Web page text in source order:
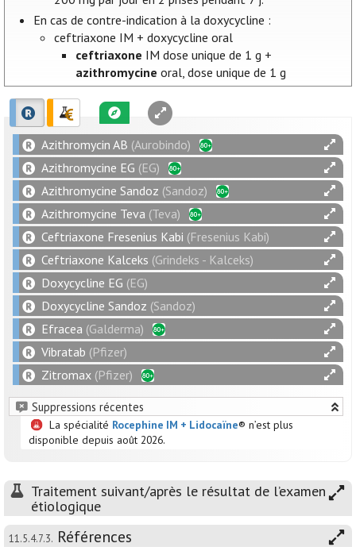
En cas de contre-indication à la doxycycline :
ceftriaxone IM + doxycycline oral
ceftriaxone IM dose unique de 1 g +
azithromycine oral, dose unique de 1 g
Azithromycin AB (Aurobindo)
Azithromycine EG (EG)
Azithromycine Sandoz (Sandoz)
Azithromycine Teva (Teva)
Ceftriaxone Fresenius Kabi (Fresenius Kabi)
Ceftriaxone Kalceks (Grindeks - Kalceks)
Doxycycline EG (EG)
Doxycycline Sandoz (Sandoz)
Efracea (Galderma)
Vibratab (Pfizer)
Zitromax (Pfizer)
Suppressions récentes
La spécialité Rocephine IM + Lidocaïne® n’est plus
disponible depuis août 2026.
Traitement suivant/après le résultat de l’examen
étiologique
11.5.4.7.3. Références